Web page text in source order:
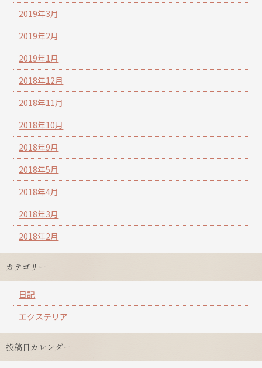
2019年3月
2019年2月
2019年1月
2018年12月
2018年11月
2018年10月
2018年9月
2018年5月
2018年4月
2018年3月
2018年2月
カテゴリー
日記
エクステリア
投稿日カレンダー